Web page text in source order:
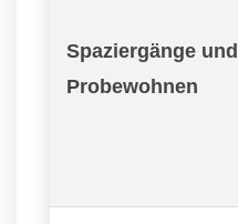
Spaziergänge und
Probewohnen